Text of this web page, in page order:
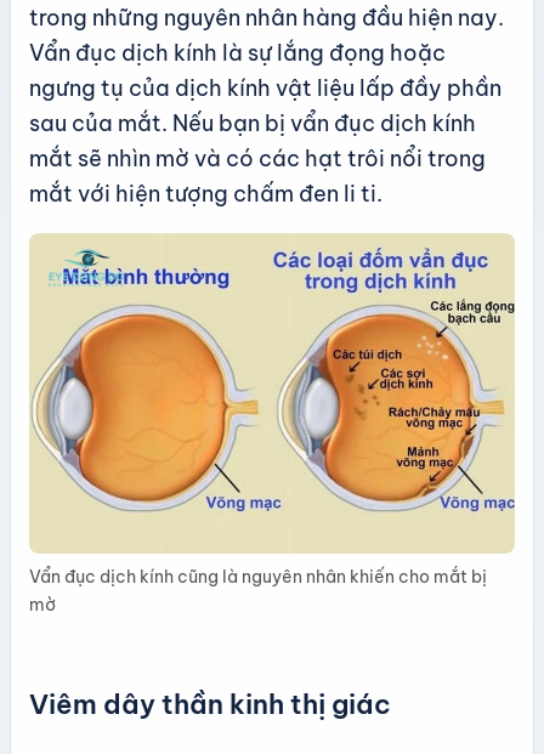
trong những nguyên nhân hàng đầu hiện nay.
Vẩn đục dịch kính là sự lắng đọng hoặc
ngưng tụ của dịch kính vật liệu lấp đầy phần
sau của mắt. Nếu bạn bị vẩn đục dịch kính
mắt sẽ nhìn mờ và có các hạt trôi nổi trong
mắt với hiện tượng chấm đen li ti.
Vẩn đục dịch kính cũng là nguyên nhân khiến cho mắt bị
mờ
Viêm dây thần kinh thị giác